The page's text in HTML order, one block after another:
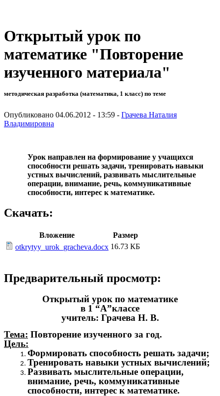
Открытый урок по
математике "Повторение
изученного материала"
методическая разработка (математика, 1 класс) по теме
Опубликовано 04.06.2012 - 13:59 - Грачева Наталия
Владимировна
Урок направлен на формирование у учащихся
способности решать задачи, тренировать навыки
устных вычислений, развивать мыслительные
операции, внимание, речь, коммуникативные
способности, интерес к математике.
Скачать:
Вложение
Размер
otkrytyy_urok_gracheva.docx 16.73 КБ
Предварительный просмотр:
Открытый урок по математике
в 1 “А”классе
учитель: Грачева Н. В.
Тема: Повторение изученного за год.
Цель:
Формировать способность решать задачи;
Тренировать навыки устных вычислений;
Развивать мыслительные операции,
внимание, речь, коммуникативные
способности, интерес к математике.